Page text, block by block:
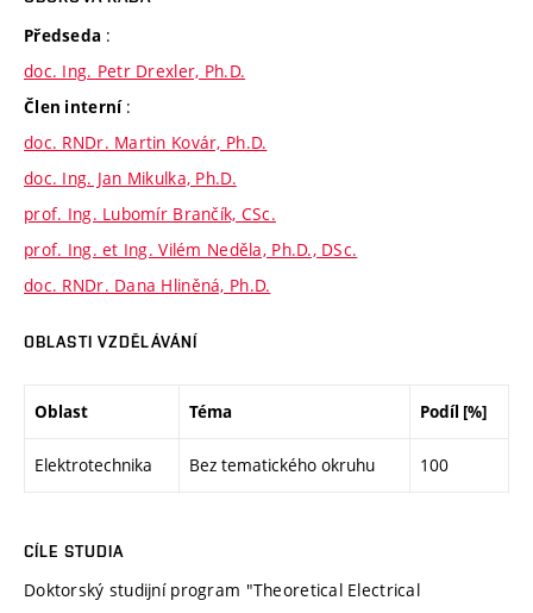
Předseda :
doc. Ing. Petr Drexler, Ph.D.
Člen interní :
doc. RNDr. Martin Kovár, Ph.D.
doc. Ing. Jan Mikulka, Ph.D.
prof. Ing. Lubomír Brančík, CSc.
prof. Ing. et Ing. Vilém Neděla, Ph.D., DSc.
doc. RNDr. Dana Hliněná, Ph.D.
OBLASTI VZDĚLÁVÁNÍ
Oblast Téma Podíl [%]
Elektrotechnika Bez tematického okruhu 100
CÍLE STUDIA
Doktorský studijní program "Theoretical Electrical